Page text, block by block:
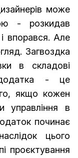
може
- розкидав
впорався. Але
Загвоздка
в складові
додатка - це
якщо кожен
управління в
починає
цього
проєктування